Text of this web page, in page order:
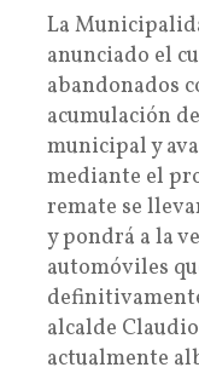
La
anunciado el
abandonados
acumulación
municipal y
mediante el
remate se
y pondrá a la
automóviles
alcalde
actualmente